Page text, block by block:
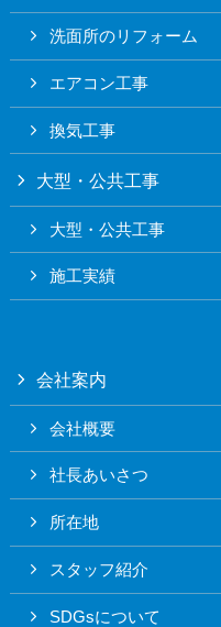
洗面所のリフォーム
エアコン工事
換気工事
大型・公共工事
大型・公共工事
施工実績
会社案内
会社概要
社長あいさつ
所在地
スタッフ紹介
SDGsについて